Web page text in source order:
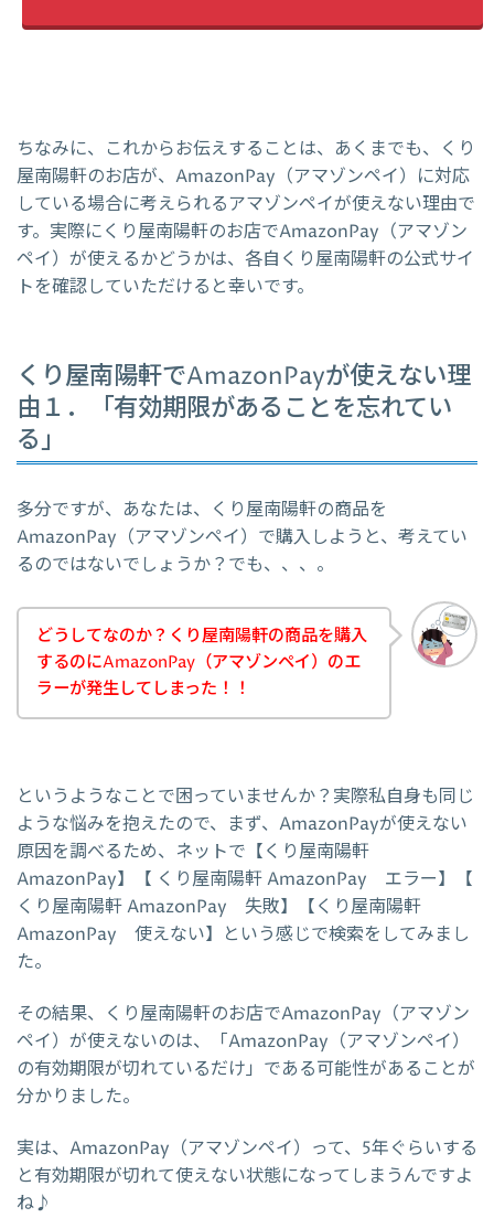
ちなみに、これからお伝えすることは、あくまでも、くり
屋南陽軒のお店が、AmazonPay（アマゾンペイ）に対応
している場合に考えられるアマゾンペイが使えない理由で
す。実際にくり屋南陽軒のお店でAmazonPay（アマゾン
ペイ）が使えるかどうかは、各自くり屋南陽軒の公式サイ
トを確認していただけると幸いです。
くり屋南陽軒でAmazonPayが使えない理
由１．「有効期限があることを忘れてい
る」
多分ですが、あなたは、くり屋南陽軒の商品を
AmazonPay（アマゾンペイ）で購入しようと、考えてい
るのではないでしょうか？でも、、、。
どうしてなのか？くり屋南陽軒の商品を購入
するのにAmazonPay（アマゾンペイ）のエ
ラーが発生してしまった！！
というようなことで困っていませんか？実際私自身も同じ
ような悩みを抱えたので、まず、AmazonPayが使えない
原因を調べるため、ネットで【くり屋南陽軒
AmazonPay】【 くり屋南陽軒 AmazonPay エラー】【
くり屋南陽軒 AmazonPay 失敗】【くり屋南陽軒
AmazonPay 使えない】という感じで検索をしてみまし
た。
その結果、くり屋南陽軒のお店でAmazonPay（アマゾン
ペイ）が使えないのは、「AmazonPay（アマゾンペイ）
の有効期限が切れているだけ」である可能性があることが
分かりました。
実は、AmazonPay（アマゾンペイ）って、5年ぐらいする
と有効期限が切れて使えない状態になってしまうんですよ
ね♪